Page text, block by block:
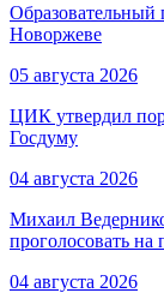
Образовательный
Новоржеве
05 августа 2026
ЦИК утвердил
Госдуму
04 августа 2026
Михаил
проголосовать
04 августа 2026